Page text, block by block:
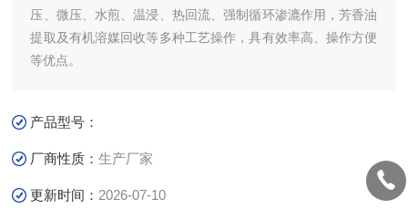
压、微压、水煎、温浸、热回流、强制循环渗漉作用，芳香油
提取及有机溶媒回收等多种工艺操作，具有效率高、操作方便
等优点。
产品型号：
厂商性质：生产厂家
更新时间： 2026-07-10